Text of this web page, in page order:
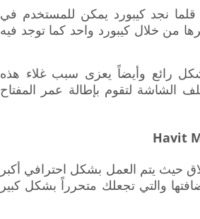
قلما نجد كيبورد يمكن للمستخدم في
من خلال كيبورد واحد كما توجد فيه
رائع وأيضاً يعزى سبب غلاء هذه
الشاشة لتقوم بإطالة عمر المفتاح
Havit
حيث يتم العمل بشكل احترافي أكبر
والتي تجعلك متحرراً بشكل كبير